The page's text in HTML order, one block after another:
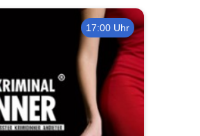
17:00 Uhr